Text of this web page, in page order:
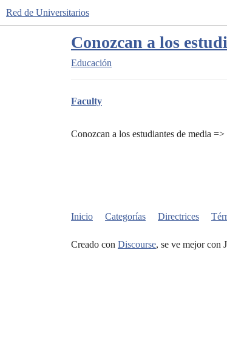
Red de Universitarios
Conozcan a los
Educación
Faculty
Conozcan a los estudiantes de media =>
Inicio Categorías Directrices
Creado con Discourse, se ve mejor con